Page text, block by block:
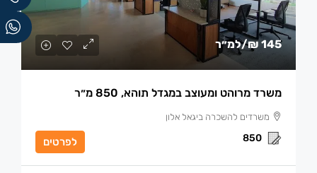
145 ₪ /למ״ר
משרד מרוהט ומעוצב במגדל תוהא, 850 מ״ר
משרדים להשכרה ביגאל אלון
850 לפרטים